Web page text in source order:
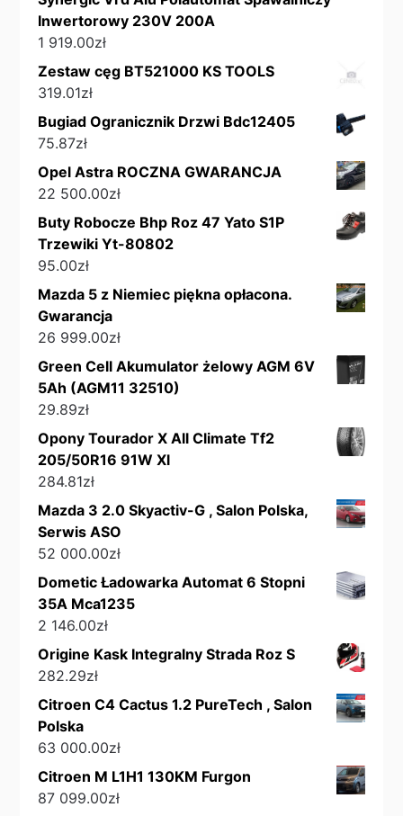
Inwertorowy 230V 200A
1 919.00zł
Zestaw cęg BT521000 KS TOOLS
319.01zł
Bugiad Ogranicznik Drzwi Bdc12405
75.87zł
Opel Astra ROCZNA GWARANCJA
22 500.00zł
Buty Robocze Bhp Roz 47 Yato S1P
Trzewiki Yt-80802
95.00zł
Mazda 5 z Niemiec piękna opłacona.
Gwarancja
26 999.00zł
Green Cell Akumulator żelowy AGM 6V
5Ah (AGM11 32510)
29.89zł
Opony Tourador X All Climate Tf2
205/50R16 91W Xl
284.81zł
Mazda 3 2.0 Skyactiv-G , Salon Polska,
Serwis ASO
52 000.00zł
Dometic Ładowarka Automat 6 Stopni
35A Mca1235
2 146.00zł
Origine Kask Integralny Strada Roz S
282.29zł
Citroen C4 Cactus 1.2 PureTech , Salon
Polska
63 000.00zł
Citroen M L1H1 130KM Furgon
87 099.00zł